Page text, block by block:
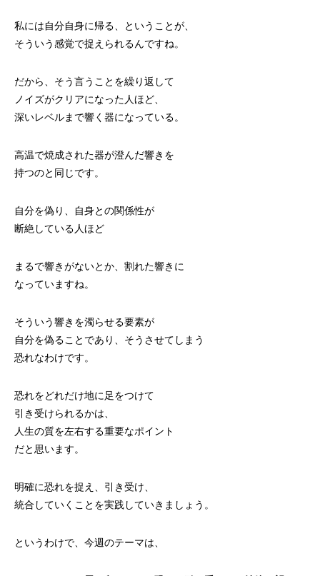
私には自分自身に帰る、ということが、
そういう感覚で捉えられるんですね。
だから、そう言うことを繰り返して
ノイズがクリアになった人ほど、
深いレベルまで響く器になっている。
高温で焼成された器が澄んだ響きを
持つのと同じです。
自分を偽り、自身との関係性が
断絶している人ほど
まるで響きがないとか、割れた響きに
なっていますね。
そういう響きを濁らせる要素が
自分を偽ることであり、そうさせてしまう
恐れなわけです。
恐れをどれだけ地に足をつけて
引き受けられるかは、
人生の質を左右する重要なポイント
だと思います。
明確に恐れを捉え、引き受け、
統合していくことを実践していきましょう。
というわけで、今週のテーマは、